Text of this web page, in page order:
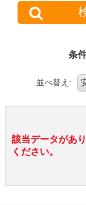
条
並べ替え:
該当データがあ
ください。